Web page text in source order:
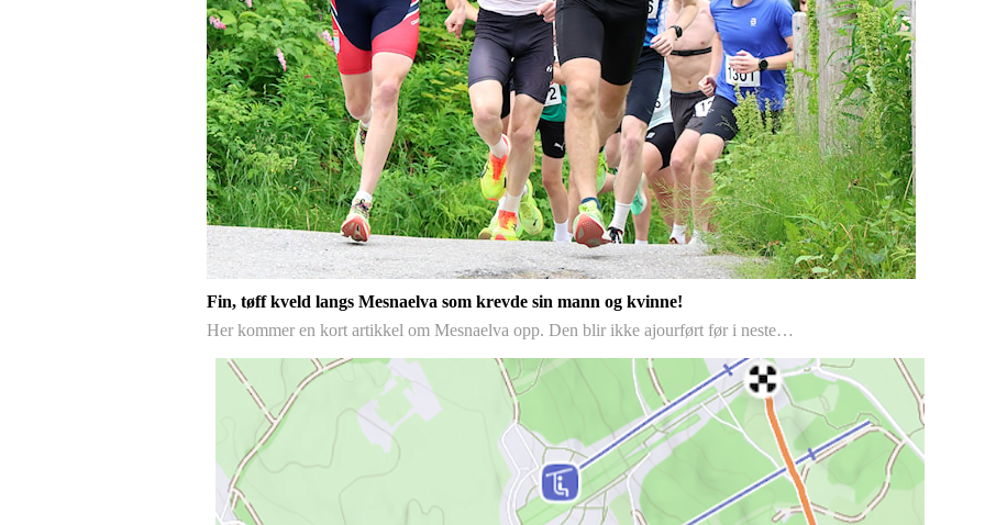
Fin, tøff kveld langs Mesnaelva som krevde sin mann og kvinne!
Her kommer en kort artikkel om Mesnaelva opp. Den blir ikke ajourført før i neste…